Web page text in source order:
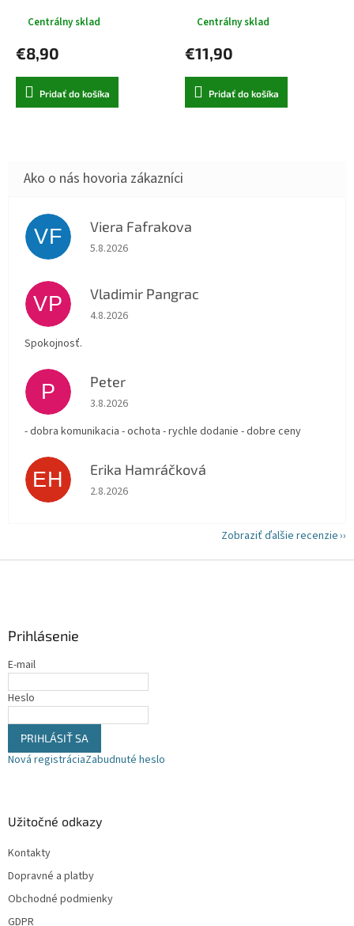
Centrálny sklad
€8,90
Pridať do košíka
Centrálny sklad
€11,90
Pridať do košíka
VF Viera Fafrakova
Hodnotenie obchodu je 5 z 5 hviezdičiek.
5.8.2026
VP Vladimir Pangrac
Hodnotenie obchodu je 5 z 5 hviezdičiek.
4.8.2026
Spokojnosť.
P Peter
Hodnotenie obchodu je 5 z 5 hviezdičiek.
3.8.2026
- dobra komunikacia - ochota - rychle dodanie - dobre ceny
EH Erika Hamráčková
Hodnotenie obchodu je 5 z 5 hviezdičiek.
2.8.2026
Zobraziť ďalšie recenzie
Prihlásenie
E-mail
Heslo
PRIHLÁSIŤ SA
Nová registráciaZabudnuté heslo
Užitočné odkazy
Kontakty
Dopravné a platby
Obchodné podmienky
GDPR